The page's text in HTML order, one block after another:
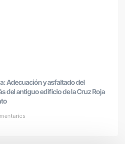
Adecuación y asfaltado del
del antiguo edificio de la Cruz Roja